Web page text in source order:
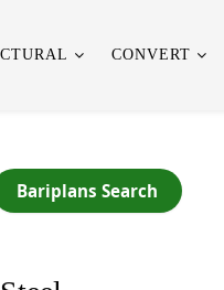
CONVERT
Bariplans Search